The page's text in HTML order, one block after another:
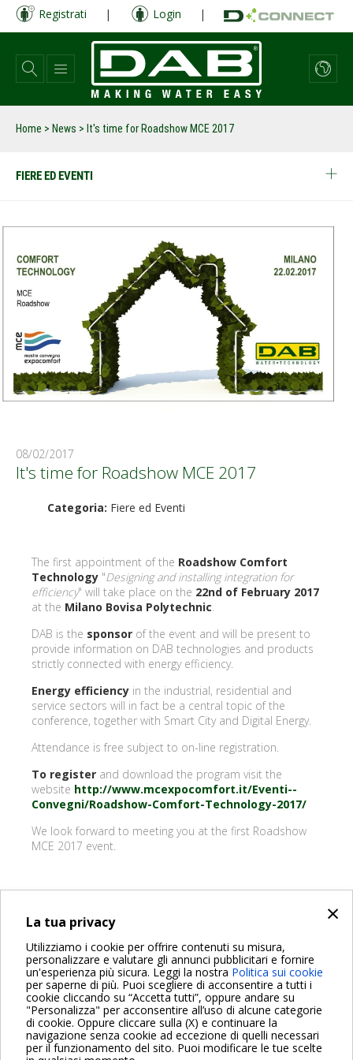
×
La tua privacy
Utilizziamo i cookie per offrire contenuti su misura,
personalizzare e valutare gli annunci pubblicitari e fornire
un'esperienza più sicura. Leggi la nostra Politica sui cookie
per saperne di più. Puoi scegliere di acconsentire a tutti i
cookie cliccando su “Accetta tutti”, oppure andare su
"Personalizza" per acconsentire all’uso di alcune categorie
di cookie. Oppure cliccare sulla (X) e continuare la
navigazione senza cookie ad eccezione di quelli necessari
per il funzionamento del sito. Puoi modificare le tue scelte
Salta
contenuto
principale
Registrati | Login |
Home > News > It's time for Roadshow MCE 2017
FIERE ED EVENTI
08/02/2017
It's time for Roadshow MCE 2017
Categoria: Fiere ed Eventi
The first appointment of the Roadshow Comfort
Technology "Designing and installing integration for
efficiency" will take place on the 22nd of February 2017
at the Milano Bovisa Polytechnic
DAB is the sponsor of the event and will be present to
provide information on DAB technologies and products
strictly connected with energy efficiency.
Energy efficiency in the industrial, residential and
service sectors will in fact be a central topic of the
conference, together with Smart City and Digital Energy.
Attendance is free subject to on-line registration.
To register and download the program visit the
website http://www.mcexpocomfort.it/Eventi--
Convegni/Roadshow-Comfort-Technology-2017/
We look forward to meeting you at the first Roadshow
MCE 2017 event.
INDIETRO
Share on:
Per maggiori informazioni consulta anche le Domande più
Frequenti